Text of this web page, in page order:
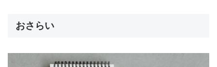
おさらい